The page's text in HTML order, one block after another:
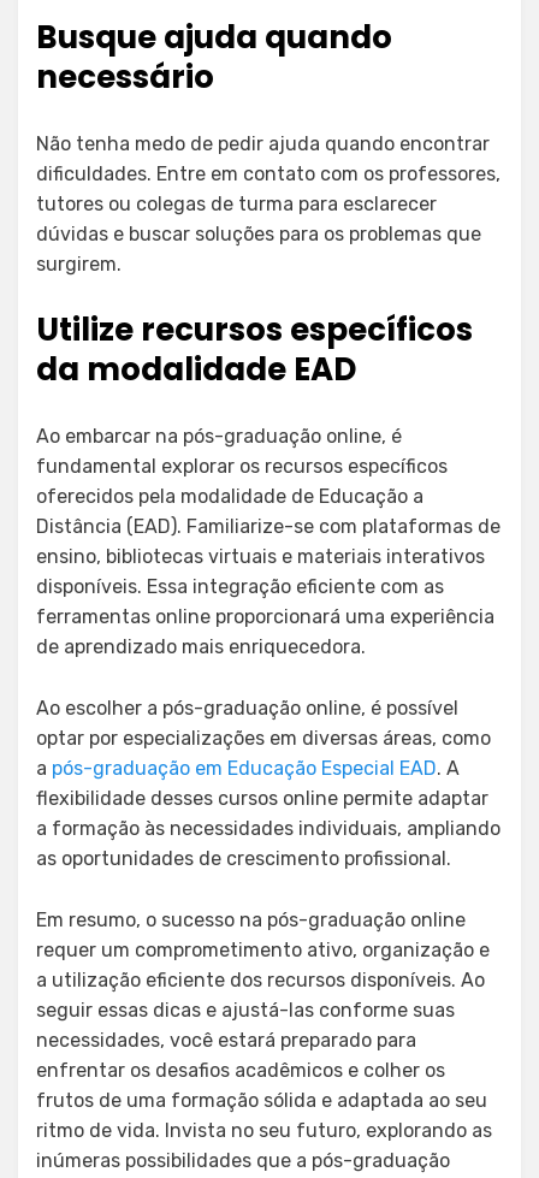
Busque ajuda quando
necessário
Não tenha medo de pedir ajuda quando encontrar
dificuldades. Entre em contato com os professores,
tutores ou colegas de turma para esclarecer
dúvidas e buscar soluções para os problemas que
surgirem.
Utilize recursos específicos
da modalidade EAD
Ao embarcar na pós-graduação online, é
fundamental explorar os recursos específicos
oferecidos pela modalidade de Educação a
Distância (EAD). Familiarize-se com plataformas de
ensino, bibliotecas virtuais e materiais interativos
disponíveis. Essa integração eficiente com as
ferramentas online proporcionará uma experiência
de aprendizado mais enriquecedora.
Ao escolher a pós-graduação online, é possível
optar por especializações em diversas áreas, como
a pós-graduação em Educação Especial EAD. A
flexibilidade desses cursos online permite adaptar
a formação às necessidades individuais, ampliando
as oportunidades de crescimento profissional.
Em resumo, o sucesso na pós-graduação online
requer um comprometimento ativo, organização e
a utilização eficiente dos recursos disponíveis. Ao
seguir essas dicas e ajustá-las conforme suas
necessidades, você estará preparado para
enfrentar os desafios acadêmicos e colher os
frutos de uma formação sólida e adaptada ao seu
ritmo de vida. Invista no seu futuro, explorando as
inúmeras possibilidades que a pós-graduação